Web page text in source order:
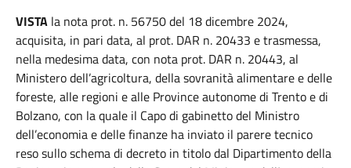
VISTA la nota prot. n. 56750 del 18 dicembre 2024,
acquisita, in pari data, al prot. DAR n. 20433 e trasmessa,
nella medesima data, con nota prot. DAR n. 20443, al
Ministero dell’agricoltura, della sovranità alimentare e delle
foreste, alle regioni e alle Province autonome di Trento e di
Bolzano, con la quale il Capo di gabinetto del Ministro
dell’economia e delle finanze ha inviato il parere tecnico
reso sullo schema di decreto in titolo dal Dipartimento della